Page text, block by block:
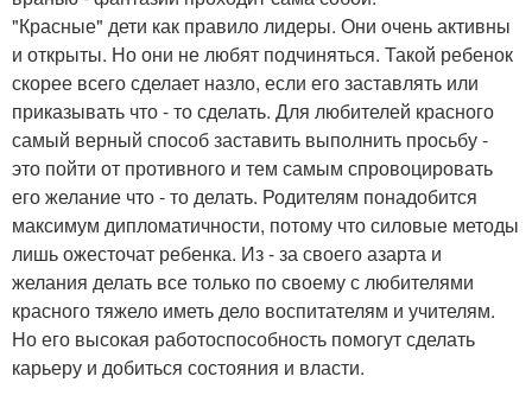
"Красные" дети как правило лидеры. Они очень активны
и открыты. Но они не любят подчиняться. Такой ребенок
скорее всего сделает назло, если его заставлять или
приказывать что - то сделать. Для любителей красного
самый верный способ заставить выполнить просьбу -
это пойти от противного и тем самым спровоцировать
его желание что - то делать. Родителям понадобится
максимум дипломатичности, потому что силовые методы
лишь ожесточат ребенка. Из - за своего азарта и
желания делать все только по своему с любителями
красного тяжело иметь дело воспитателям и учителям.
Но его высокая работоспособность помогут сделать
карьеру и добиться состояния и власти.